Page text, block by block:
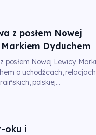
z posłem Nowej
Markiem Dyduchem
posłem Nowej Lewicy Marki
o uchodźcach, relacjach
polskiej...
oku i